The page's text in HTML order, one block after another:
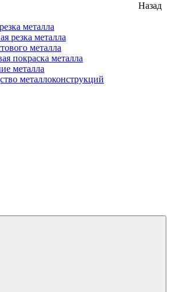
Назад
металла
резка металла
металла
покраска металла
металла
металлоконструкций